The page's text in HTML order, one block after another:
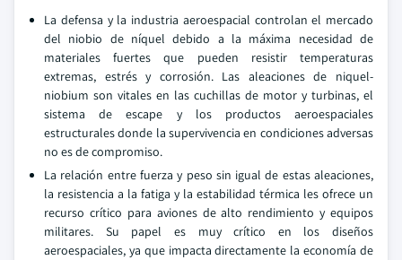
La defensa y la industria aeroespacial controlan el mercado
del niobio de níquel debido a la máxima necesidad de
materiales fuertes que pueden resistir temperaturas
extremas, estrés y corrosión. Las aleaciones de niquel-
niobium son vitales en las cuchillas de motor y turbinas, el
sistema de escape y los productos aeroespaciales
estructurales donde la supervivencia en condiciones adversas
no es de compromiso.
La relación entre fuerza y peso sin igual de estas aleaciones,
la resistencia a la fatiga y la estabilidad térmica les ofrece un
recurso crítico para aviones de alto rendimiento y equipos
militares. Su papel es muy crítico en los diseños
aeroespaciales, ya que impacta directamente la economía de